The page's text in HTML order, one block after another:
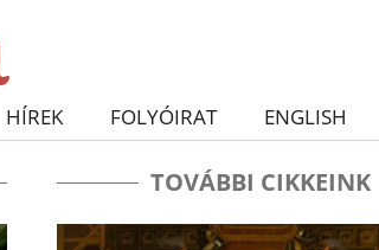
HÍREK FOLYÓIRAT ENGLISH
TOVÁBBI CIKKEINK